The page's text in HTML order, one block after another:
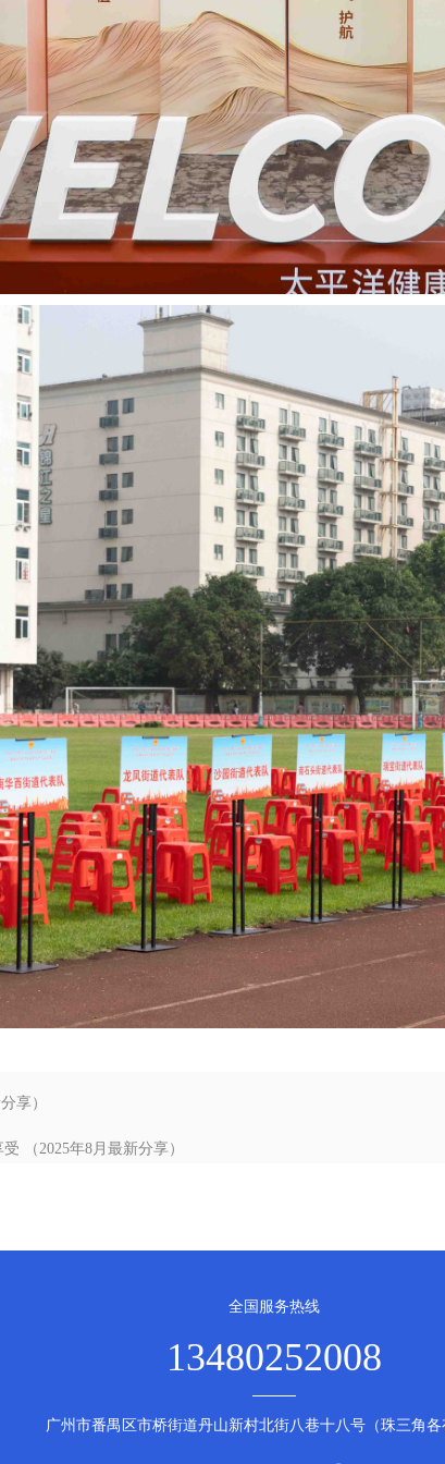
享）
（2025年8月最新分享）
全国服务热线
13480252008
广州市番禺区市桥街道丹山新村北街八巷十八号（珠三角各